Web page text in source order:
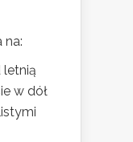
na:
letnią
w dół